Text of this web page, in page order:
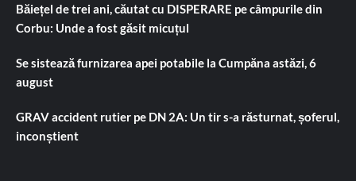
Băiețel de trei ani, căutat cu DISPERARE pe câmpurile din
Corbu: Unde a fost găsit micuțul
Se sistează furnizarea apei potabile la Cumpăna astăzi, 6
august
GRAV accident rutier pe DN 2A: Un tir s-a răsturnat, șoferul,
inconștient